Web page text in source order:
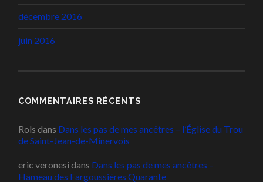
décembre 2016
juin 2016
COMMENTAIRES RÉCENTS
Rols dans Dans les pas de mes ancêtres – l’Église du Trou
de Saint-Jean-de-Minervois
eric veronesi dans Dans les pas de mes ancêtres –
Hameau des Fargoussières Quarante